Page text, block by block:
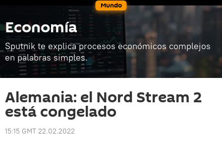
Mundo
Economía
Sputnik te explica procesos económicos complejos
en palabras simples.
Alemania: el Nord Stream 2
está congelado
15:15 GMT 22.02.2022